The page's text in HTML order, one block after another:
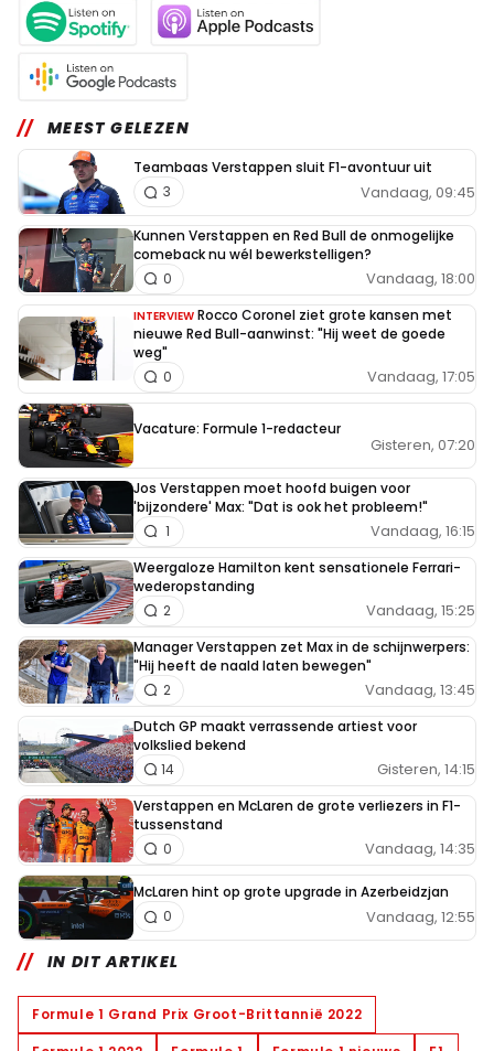
MEEST GELEZEN
Teambaas Verstappen sluit F1-avontuur uit
Vandaag, 09:45
3
Kunnen Verstappen en Red Bull de onmogelijke
comeback nu wél bewerkstelligen?
Vandaag, 18:00
0
INTERVIEW Rocco Coronel ziet grote kansen met
nieuwe Red Bull-aanwinst: "Hij weet de goede
weg"
Vandaag, 17:05
0
Vacature: Formule 1-redacteur
Gisteren, 07:20
Jos Verstappen moet hoofd buigen voor
'bijzondere' Max: "Dat is ook het probleem!"
Vandaag, 16:15
1
Weergaloze Hamilton kent sensationele Ferrari-
wederopstanding
Vandaag, 15:25
2
Manager Verstappen zet Max in de schijnwerpers:
"Hij heeft de naald laten bewegen"
Vandaag, 13:45
2
Dutch GP maakt verrassende artiest voor
volkslied bekend
Gisteren, 14:15
14
Verstappen en McLaren de grote verliezers in F1-
tussenstand
Vandaag, 14:35
0
McLaren hint op grote upgrade in Azerbeidzjan
Vandaag, 12:55
0
IN DIT ARTIKEL
Formule 1 Grand Prix Groot-Brittannië 2022